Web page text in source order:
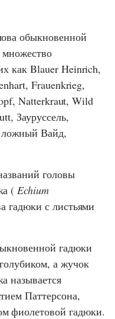
обыкновенной
как Blauer Heinrich,
Frauenkrieg,
Natterkraut, Wild
Зауруссель,
ложный Вайд,
головы
(Echium
гадюки с листьями
гадюки
а жучок
называется
Паттерсона,
фиолетовой гадюки.